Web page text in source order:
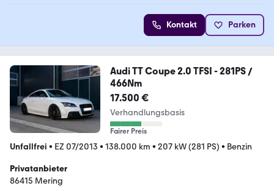
Kontakt Parken
Audi TT Coupe 2.0 TFSI - 281PS /
466Nm
17.500 €
Verhandlungsbasis
Fairer Preis
Unfallfrei • EZ 07/2013 • 138.000 km • 207 kW (281 PS) • Benzin
Privatanbieter
86415 Mering